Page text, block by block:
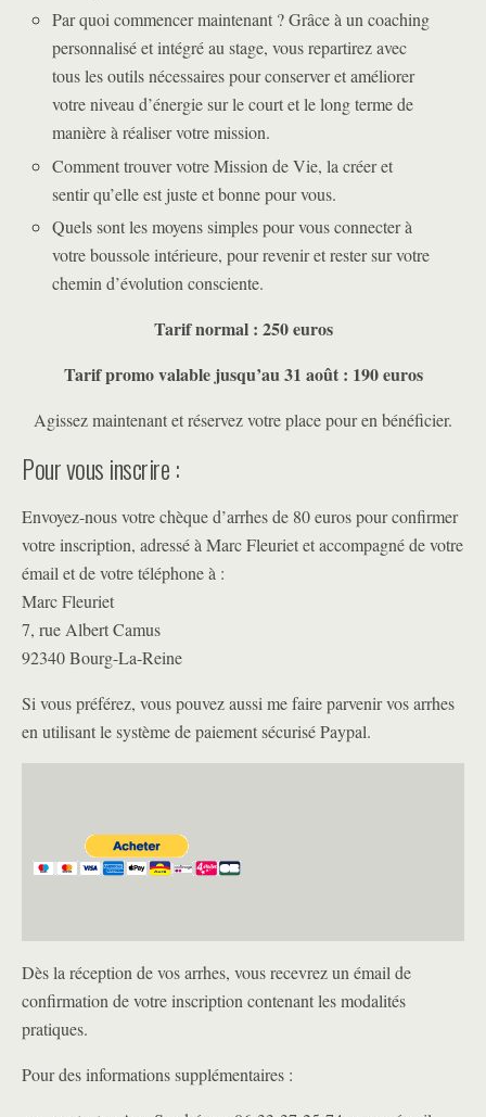
Par quoi commencer maintenant ? Grâce à un coaching
personnalisé et intégré au stage, vous repartirez avec
tous les outils nécessaires pour conserver et améliorer
votre niveau d’énergie sur le court et le long terme de
manière à réaliser votre mission.
Comment trouver votre Mission de Vie, la créer et
sentir qu’elle est juste et bonne pour vous.
Quels sont les moyens simples pour vous connecter à
votre boussole intérieure, pour revenir et rester sur votre
chemin d’évolution consciente.
Tarif normal : 250 euros
Tarif promo valable jusqu’au 31 août : 190 euros
Agissez maintenant et réservez votre place pour en bénéficier.
Pour vous inscrire :
Envoyez-nous votre chèque d’arrhes de 80 euros pour confirmer
votre inscription, adressé à Marc Fleuriet et accompagné de votre
émail et de votre téléphone à :
Marc Fleuriet
7, rue Albert Camus
92340 Bourg-La-Reine
Si vous préférez, vous pouvez aussi me faire parvenir vos arrhes
en utilisant le système de paiement sécurisé Paypal.
Dès la réception de vos arrhes, vous recevrez un émail de
confirmation de votre inscription contenant les modalités
pratiques.
Pour des informations supplémentaires :